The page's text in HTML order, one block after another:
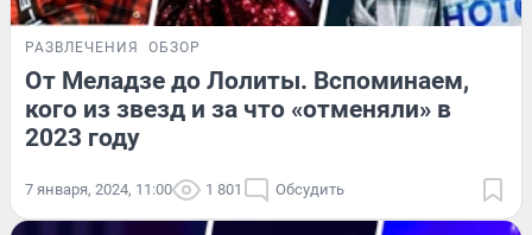
РАЗВЛЕЧЕНИЯ ОБЗОР
От Меладзе до Лолиты. Вспоминаем,
кого из звезд и за что «отменяли» в
2023 году
7 января, 2024, 11:00 1 801 Обсудить